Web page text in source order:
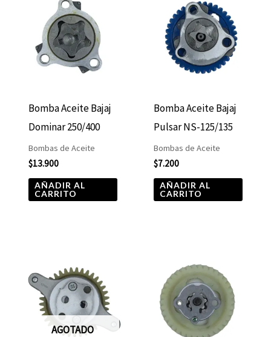
Bomba Aceite Bajaj
Dominar 250/400
Bombas de Aceite
$13.900
AÑADIR AL
CARRITO
Bomba Aceite Bajaj
Pulsar NS-125/135
Bombas de Aceite
$7.200
AÑADIR AL
CARRITO
AGOTADO